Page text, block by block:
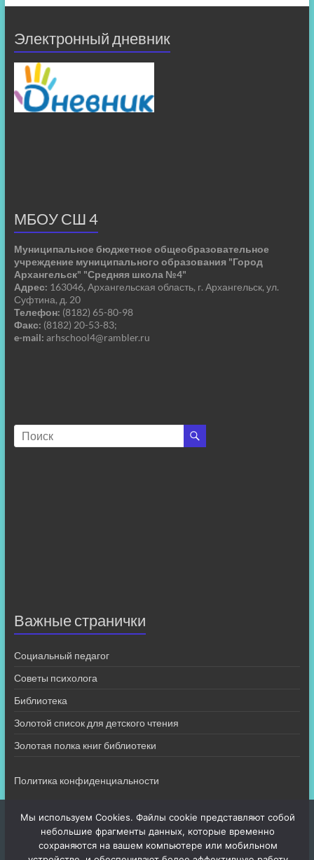
Электронный дневник
МБОУ СШ 4
Муниципальное бюджетное общеобразовательное
учреждение муниципального образования "Город
Архангельск" "Средняя школа №4"
Адрес: 163046, Архангельская область, г. Архангельск, ул.
Суфтина, д. 20
Телефон: (8182) 65-80-98
Факс: (8182) 20-53-83;
e-mail: arhschool4@rambler.ru
Важные странички
Социальный педагог
Советы психолога
Библиотека
Золотой список для детского чтения
Золотая полка книг библиотеки
Политика конфиденциальности
Мы используем Cookies. Файлы cookie представляют собой
небольшие фрагменты данных, которые временно
сохраняются на вашем компьютере или мобильном